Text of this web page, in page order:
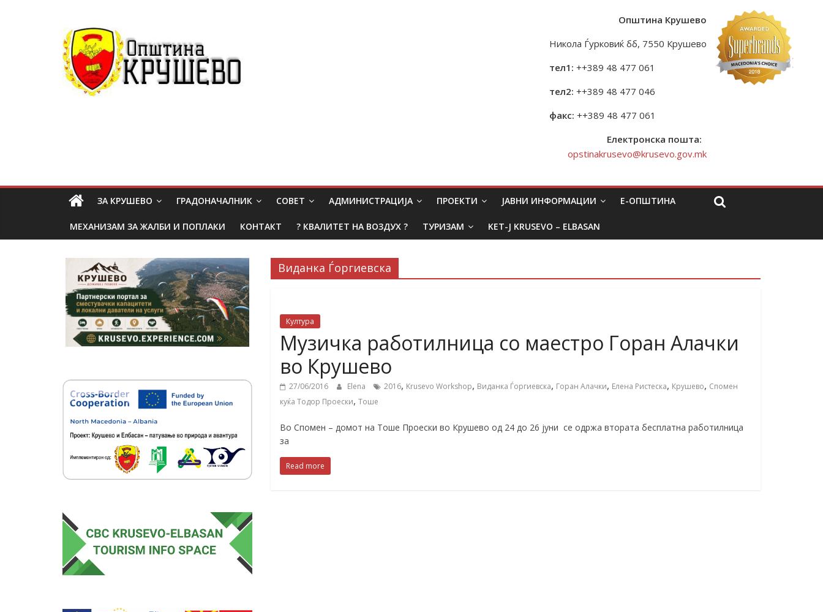
Општина Крушево
Никола Ѓурковиќ бб, 7550 Крушево
тел1: ++389 48 477 061
тел2: ++389 48 477 046
факс: ++389 48 477 061
Електронска пошта:
opstinakrusevo@krusevo.gov.mk
ЗА КРУШЕВО ГРАДОНАЧАЛНИК СОВЕТ АДМИНИСТРАЦИЈА ПРОЕКТИ ЈАВНИ ИНФОРМАЦИИ Е-ОПШТИНА
МЕХАНИЗАМ ЗА ЖАЛБИ И ПОПЛАКИ КОНТАКТ ? КВАЛИТЕТ НА ВОЗДУХ ? ТУРИЗАМ KET-J KRUSEVO – ELBASAN
Виданка Ѓоргиевска
Култура
Музичка работилница со маестро Горан Алачки
во Крушево
27/06/2016 Elena 2016, Krusevo Workshop, Виданка Ѓоргиевска, Горан Алачки, Елена Ристеска, Крушево, Спомен
куќа Тодор Проески, Тоше
Во Спомен – домот на Тоше Проески во Крушево од 24 до 26 јуни се одржа втората бесплатна работилница
за
Read more